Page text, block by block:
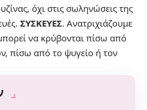
όχι στις σωληνώσεις της
ΣΥΣΚΕΥΕΣ. Ανατριχιάζουμε
να κρύβονται πίσω από
πίσω από το ψυγείο ή τον